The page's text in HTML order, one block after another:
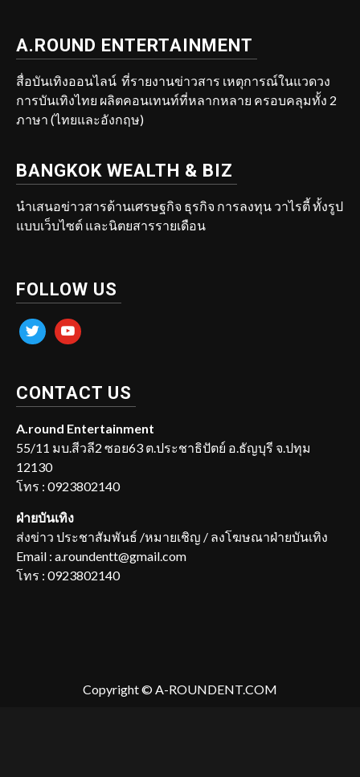
A.ROUND ENTERTAINMENT
สื่อบันเทิงออนไลน์ ที่รายงานข่าวสาร เหตุการณ์ในแวดวง
การบันเทิงไทย ผลิตคอนเทนท์ที่หลากหลาย ครอบคลุมทั้ง 2
ภาษา (ไทยและอังกฤษ)
BANGKOK WEALTH & BIZ
นำเสนอข่าวสารด้านเศรษฐกิจ ธุรกิจ การลงทุน วาไรตี้ ทั้งรูป
แบบเว็บไซต์ และนิตยสารรายเดือน
FOLLOW US
twitter youtube
CONTACT US
A.round Entertainment
55/11 มบ.สีวลี2 ซอย63 ต.ประชาธิปัตย์ อ.ธัญบุรี จ.ปทุม
12130
โทร : 0923802140
ฝ่ายบันเทิง
ส่งข่าว ประชาสัมพันธ์ /หมายเชิญ / ลงโฆษณาฝ่ายบันเทิง
Email : a.roundentt@gmail.com
โทร : 0923802140
Copyright © A-ROUNDENT.COM